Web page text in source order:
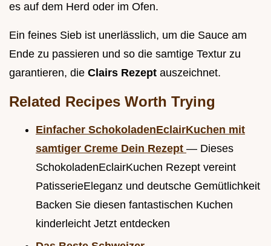
es auf dem Herd oder im Ofen.
Ein feines Sieb ist unerlässlich, um die Sauce am
Ende zu passieren und so die samtige Textur zu
garantieren, die Clairs Rezept auszeichnet.
Related Recipes Worth Trying
Einfacher SchokoladenEclairKuchen mit
samtiger Creme Dein Rezept — Dieses
SchokoladenEclairKuchen Rezept vereint
PatisserieEleganz und deutsche Gemütlichkeit
Backen Sie diesen fantastischen Kuchen
kinderleicht Jetzt entdecken